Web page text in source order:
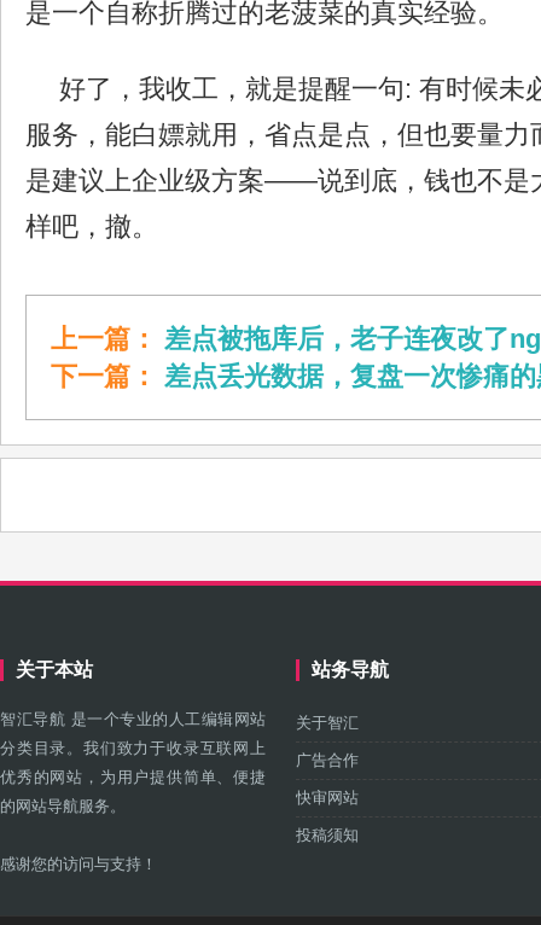
是一个自称折腾过的老菠菜的真实经验。
好了，我收工，就是提醒一句: 有时候未
服务，能白嫖就用，省点是点，但也要量
是建议上企业级方案——说到底，钱也不是
样吧，撤。
上一篇： 差点被拖库后，老子连夜改了
下一篇： 差点丢光数据，复盘一次惨痛
关于本站
智汇导航 是一个专业的人工编辑网站
分类目录。我们致力于收录互联网上
优秀的网站，为用户提供简单、便捷
的网站导航服务。
感谢您的访问与支持！
站务导航
关于智汇
广告合作
快审网站
投稿须知